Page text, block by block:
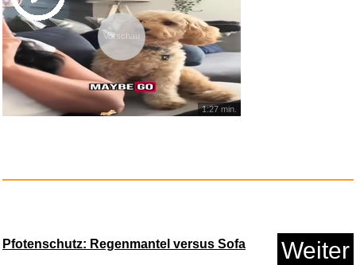
Anzeige
Vorschau
1:27 min.
Pfotenschutz: Regenmantel versus Sofa Weiter